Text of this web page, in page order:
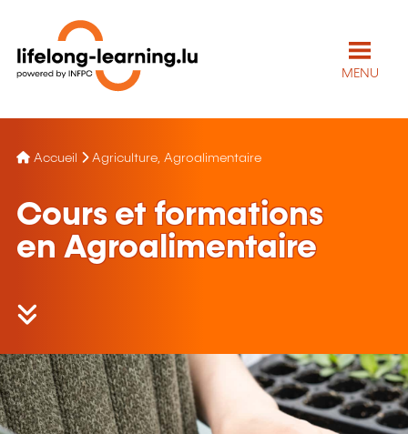
MENU
Accueil Agriculture, Agroalimentaire
Cours et formations
en Agroalimentaire